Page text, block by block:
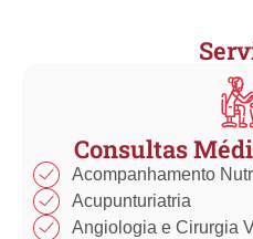
Consultas
Acompanhamento
Acupunturiatria
Angiologia e Cirurgia